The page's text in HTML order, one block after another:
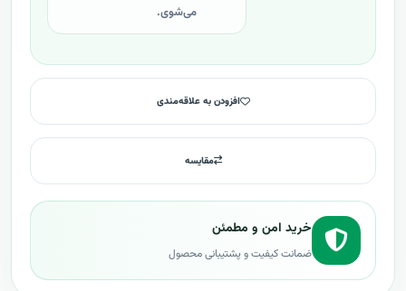
می‌شوی.
افزودن به علاقه‌مندی
مقایسه
خرید امن و مطمئن
ضمانت کیفیت و پشتیبانی محصول